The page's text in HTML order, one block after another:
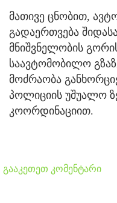
მათივე ცნობით,
გადაერთვება
მნიშვნელობის
საავტომობილო
მოძრაობა
პოლიციის უშუალო
კოორდინაციით.
გააკეთეთ კომენტარი